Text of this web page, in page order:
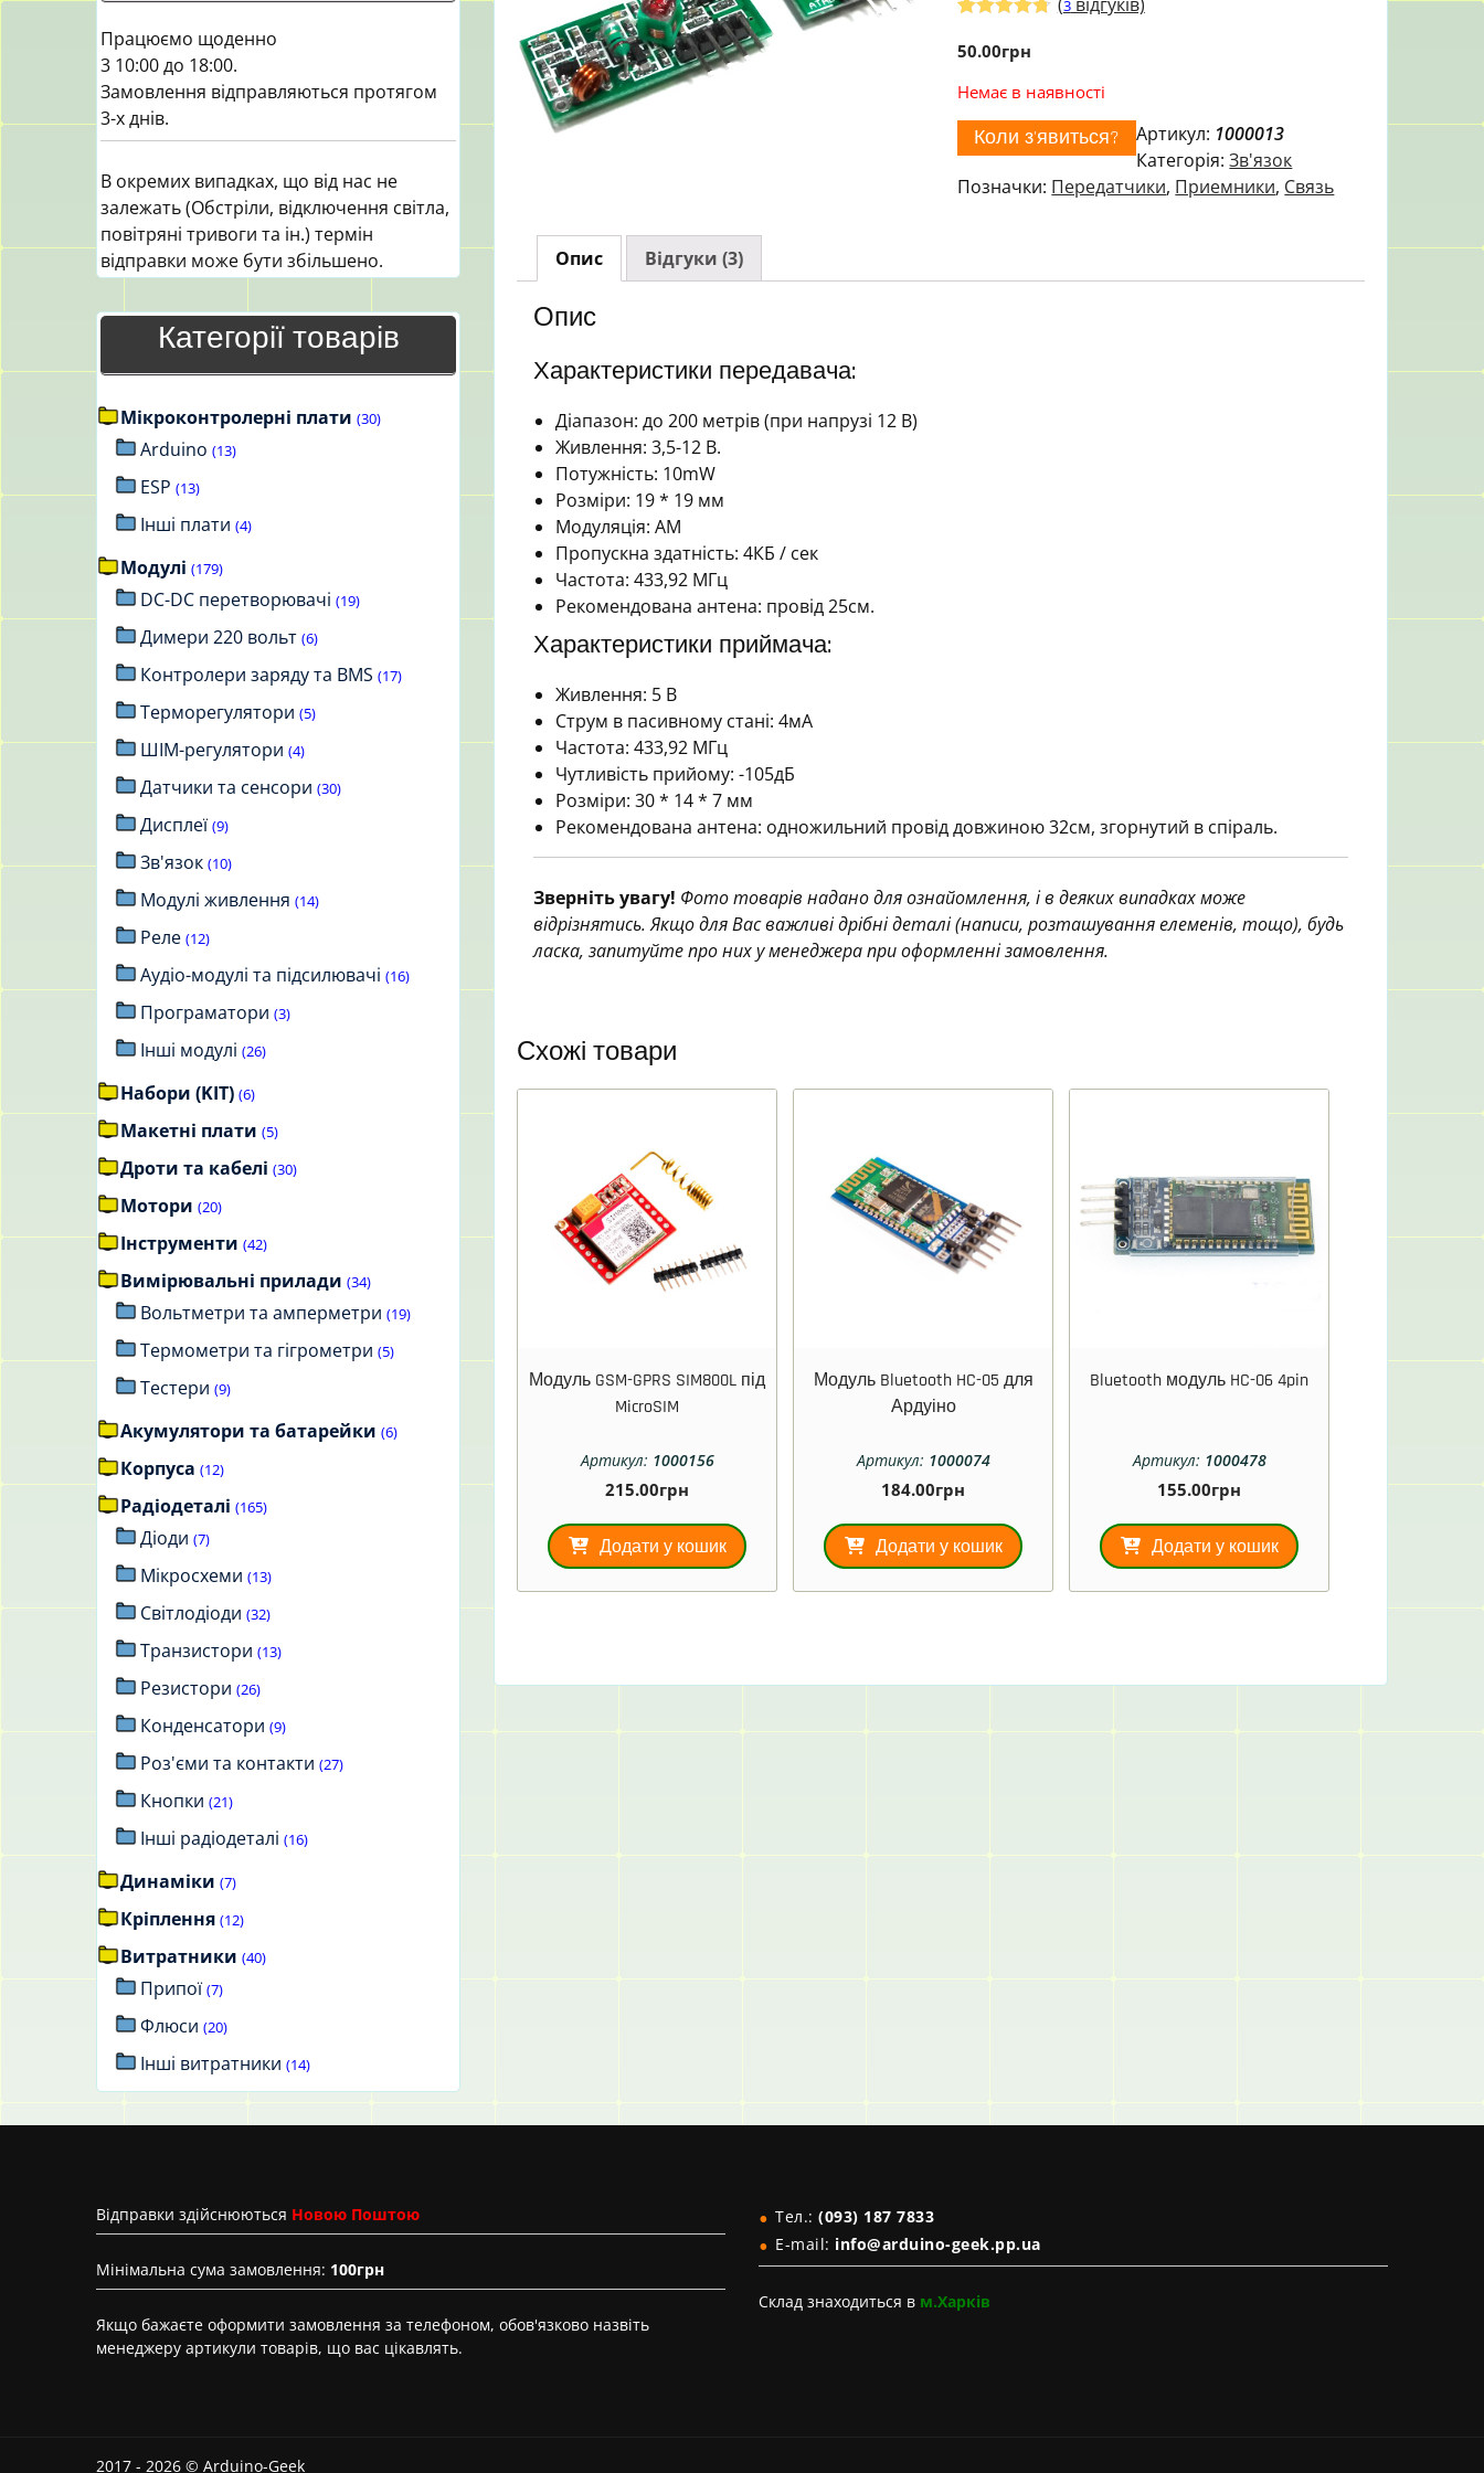
4.67з 5 на
опитуванн
япокупців
3
50.00грн
Немає в наявності
Коли з'явиться? Артикул: 1000013
Категорія:Зв'язок
Позначки: Передатчики, Приемники, Связь
Опис Відгуки (3)
Опис
Характеристики передавача:
Діапазон: до 200 метрів (при напрузі 12 В)
Живлення: 3,5-12 В.
Потужність: 10mW
Розміри: 19 * 19 мм
Модуляція: AM
Пропускна здатність: 4КБ / сек
Частота: 433,92 МГц
Рекомендована антена: провід 25см.
Характеристики приймача:
Живлення: 5 В
Струм в пасивному стані: 4мА
Частота: 433,92 МГц
Чутливість прийому: -105дБ
Розміри: 30 * 14 * 7 мм
Рекомендована антена: одножильний провід довжиною 32см, згорнутий в спіраль.
Зверніть увагу! Фото товарів надано для ознайомлення, і в деяких випадках може
відрізнятись. Якщо для Вас важливі дрібні деталі (написи, розташування елеменів, тощо), будь
ласка, запитуйте про них у менеджера при оформленні замовлення.
Схожі товари
Модуль GSM-GPRS SIM800L під
MicroSIM
Артикул: 1000156
215.00грн
Додати у кошик
Модуль Bluetooth HC-05 для
Ардуіно
Артикул: 1000074
184.00грн
Додати у кошик
Bluetooth модуль HC-06 4pin
Артикул: 1000478
155.00грн
Додати у кошик
Працюємо щоденно
3 10:00 до 18:00.
Замовлення відправляються протягом
3-х днів.
В окремих випадках, що від нас не
залежать (Обстріли, відключення світла,
повітряні тривоги та ін.) термін
відправки може бути збільшено.
Категорії товарів
Мікроконтролерні плати (30)
Arduino (13)
ESP (13)
Інші плати (4)
Модулі (179)
DC-DC перетворювачі (19)
Димери 220 вольт (6)
Контролери заряду та BMS (17)
Терморегулятори (5)
ШІМ-регулятори (4)
Датчики та сенсори (30)
Дисплеї (9)
Зв'язок (10)
Модулі живлення (14)
Реле (12)
Аудіо-модулі та підсилювачі (16)
Програматори (3)
Інші модулі (26)
Набори (KIT) (6)
Макетні плати (5)
Дроти та кабелі (30)
Мотори (20)
Інструменти (42)
Вимірювальні прилади (34)
Вольтметри та амперметри (19)
Термометри та гігрометри (5)
Тестери (9)
Акумулятори та батарейки (6)
Корпуса (12)
Радіодеталі (165)
Діоди (7)
Мікросхеми (13)
Світлодіоди (32)
Транзистори (13)
Резистори (26)
Конденсатори (9)
Роз'єми та контакти (27)
Кнопки (21)
Інші радіодеталі (16)
Динаміки (7)
Кріплення (12)
Витратники (40)
Припої (7)
Флюси (20)
Інші витратники (14)
Вiдправки здійснюються Новою Поштою
Мінімальна сума замовлення: 100грн
Якщо бажаєте оформити замовлення за телефоном, обов'язково назвіть
менеджеру артикули товарів, що вас цікавлять.
Тел.: (093) 187 7833
E-mail: info@arduino-geek.pp.ua
Склад знаходиться в м.Харків
2017 - 2026 © Arduino-Geek